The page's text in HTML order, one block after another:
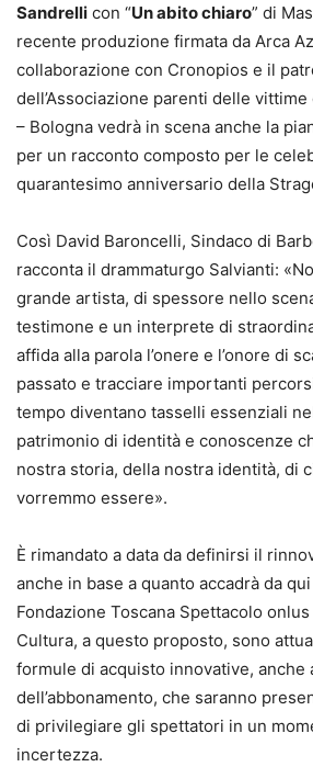
Sandrelli con “Un abito chiaro” di
recente produzione firmata da Arca
collaborazione con Cronopios e il
dell’Associazione parenti delle
– Bologna vedrà in scena anche la
per un racconto composto per le
quarantesimo anniversario della
Così David Baroncelli, Sindaco di
racconta il drammaturgo Salvianti:
grande artista, di spessore nello
testimone e un interprete di
affida alla parola l’onere e l’onore di
passato e tracciare importanti
tempo diventano tasselli essenziali
patrimonio di identità e conoscenze
nostra storia, della nostra identità, di
vorremmo essere».
È rimandato a data da definirsi il
anche in base a quanto accadrà da
Fondazione Toscana Spettacolo
Cultura, a questo proposto, sono
formule di acquisto innovative, anche
dell’abbonamento, che saranno
di privilegiare gli spettatori in un
incertezza.